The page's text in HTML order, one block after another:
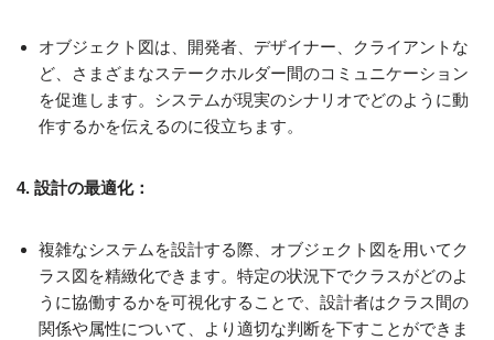
オブジェクト図は、開発者、デザイナー、クライアントな
ど、さまざまなステークホルダー間のコミュニケーション
を促進します。システムが現実のシナリオでどのように動
作するかを伝えるのに役立ちます。
4. 設計の最適化：
複雑なシステムを設計する際、オブジェクト図を用いてク
ラス図を精緻化できます。特定の状況下でクラスがどのよ
うに協働するかを可視化することで、設計者はクラス間の
関係や属性について、より適切な判断を下すことができま